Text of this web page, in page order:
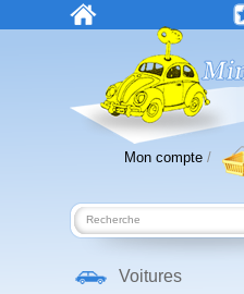
Mon compte /
Voitures